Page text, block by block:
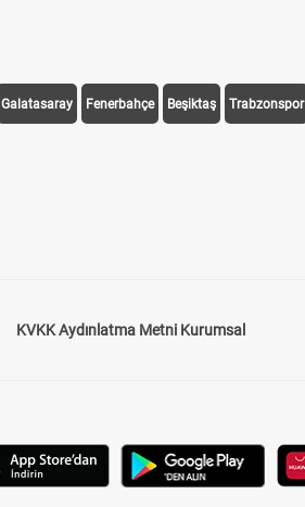
Galatasaray Fenerbahçe Beşiktaş Trabzonspor
KVKK Aydınlatma Metni Kurumsal